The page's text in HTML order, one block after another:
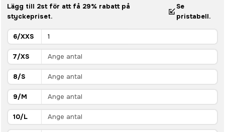
Lägg till 2st för att få 29% rabatt på
styckepriset.
Se
pristabell.
6/XXS
7/XS
8/S
9/M
10/L